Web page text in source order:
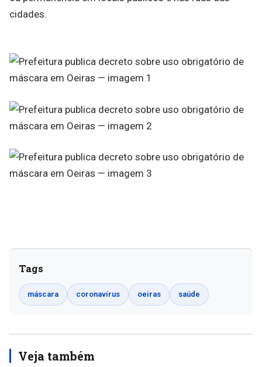
cidades.
Tags
máscara coronavírus oeiras saúde
Veja também